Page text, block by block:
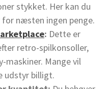
stykket. Her kan du
næsten ingen penge.
: Dette er
retro-spilkonsoller,
maskiner. Mange vil
udstyr billigt.